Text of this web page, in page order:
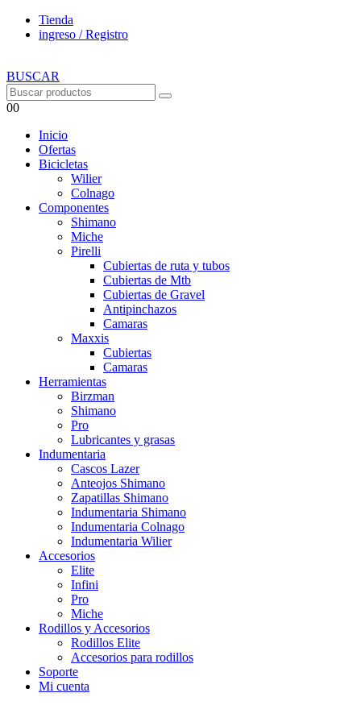
Tienda
ingreso / Registro
BUSCAR
00
Inicio
Ofertas
Bicicletas
Wilier
Colnago
Componentes
Shimano
Miche
Pirelli
Cubiertas de ruta y tubos
Cubiertas de Mtb
Cubiertas de Gravel
Antipinchazos
Camaras
Maxxis
Cubiertas
Camaras
Herramientas
Birzman
Shimano
Pro
Lubricantes y grasas
Indumentaria
Cascos Lazer
Anteojos Shimano
Zapatillas Shimano
Indumentaria Shimano
Indumentaria Colnago
Indumentaria Wilier
Accesorios
Elite
Infini
Pro
Miche
Rodillos y Accesorios
Rodillos Elite
Accesorios para rodillos
Soporte
Mi cuenta